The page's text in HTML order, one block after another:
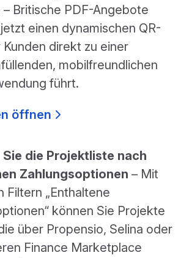
– Britische PDF-Angebote
einen dynamischen QR-
direkt zu einer
mobilfreundlichen
führt.
öffnen
Sie die Projektliste nach
Zahlungsoptionen – Mit
Filtern „Enthaltene
können Sie Projekte
über Propensio, Selina oder
Finance Marketplace